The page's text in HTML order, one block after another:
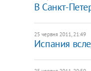
В Санкт-
25 червня 2011, 21:49
Испания